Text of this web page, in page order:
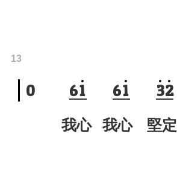
0 61 61 32
13
我心 我心 堅定